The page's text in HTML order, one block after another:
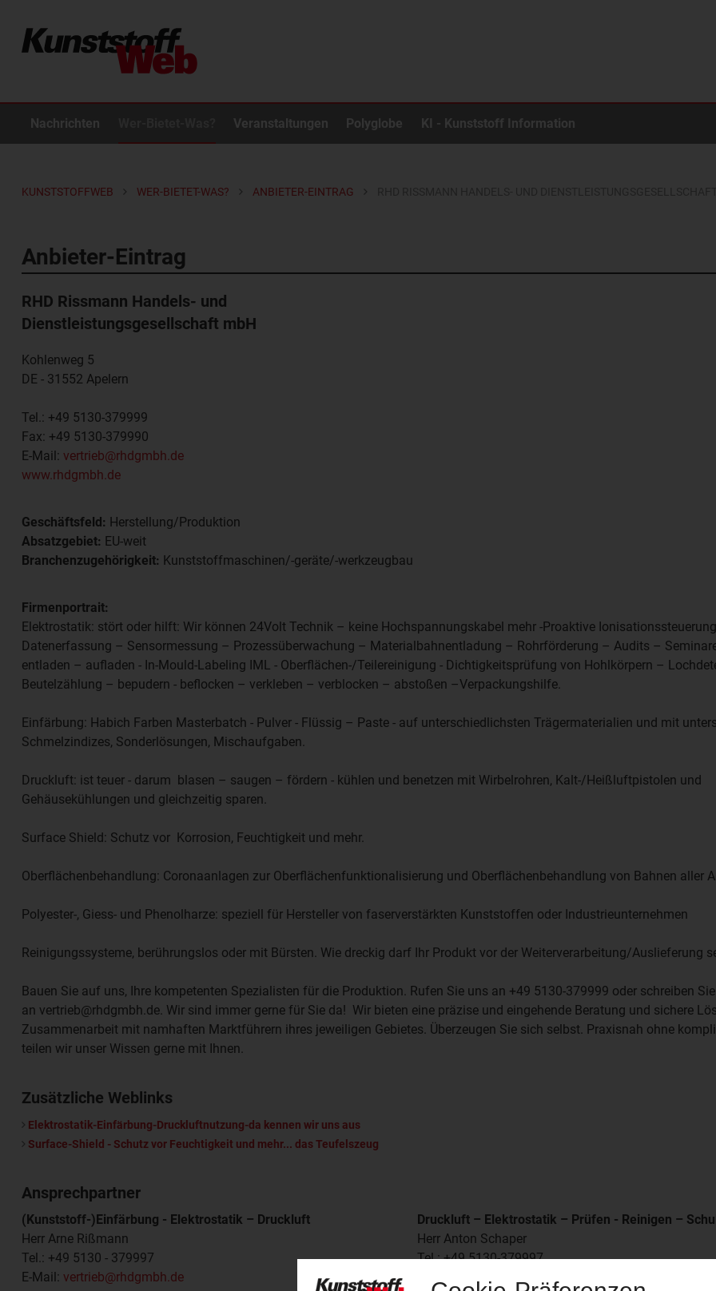
Nachrichten Veranstaltungen Polyglobe KI - Kunststoff Information
KUNSTSTOFFWEB WER-BIETET-WAS? ANBIETER-EINTRAG
Anbieter-Eintrag
RHD Rissmann Handels- und
Dienstleistungsgesellschaft mbH
Kohlenweg 5
DE - 31552 Apelern
Tel.: +49 5130-379999
Fax: +49 5130-379990
E-Mail: vertrieb@rhdgmbh.de
www.rhdgmbh.de
Geschäftsfeld: Herstellung/Produktion
Absatzgebiet: EU-weit
Branchenzugehörigkeit: Kunststoffmaschinen/-geräte/-werkzeugbau
Firmenportrait:
Elektrostatik: stört oder hilft: Wir können 24Volt Technik – keine Hochspannungskabel mehr -Proaktive
Datenerfassung – Sensormessung – Prozessüberwachung – Materialbahnentladung – Rohrförderung – Audits –
entladen – aufladen - In-Mould-Labeling IML - Oberflächen-/Teilereinigung - Dichtigkeitsprüfung von Hohlkörpern –
Beutelzählung – bepudern - beflocken – verkleben – verblocken – abstoßen –Verpackungshilfe.
Einfärbung: Habich Farben Masterbatch - Pulver - Flüssig – Paste - auf unterschiedlichsten Trägermaterialien und mit
Schmelzindizes, Sonderlösungen, Mischaufgaben.
Druckluft: ist teuer - darum blasen – saugen – fördern - kühlen und benetzen mit Wirbelrohren, Kalt-/Heißluftpistolen und
Gehäusekühlungen und gleichzeitig sparen.
Surface Shield: Schutz vor Korrosion, Feuchtigkeit und mehr.
Oberflächenbehandlung: Coronaanlagen zur Oberflächen­funktionali­sierung und Oberflächenbehandlung von Bahnen aller
Polyester-, Giess- und Phenolharze: speziell für Hersteller von faserverstärkten Kunststoffen oder Industrieunternehmen
Reinigungssysteme, berührungslos oder mit Bürsten. Wie dreckig darf Ihr Produkt vor der Weiterverarbeitung/Auslieferung
Bauen Sie auf uns, Ihre kompetenten Spezialisten für die Produktion. Rufen Sie uns an +49 5130-379999 oder schreiben
an vertrieb@rhdgmbh.de. Wir sind immer gerne für Sie da! Wir bieten eine präzise und eingehende Beratung und sichere
Zusammenarbeit mit namhaften Marktführern ihres jeweiligen Gebietes. Überzeugen Sie sich selbst. Praxisnah ohne
teilen wir unser Wissen gerne mit Ihnen.
Zusätzliche Weblinks
Elektrostatik-Einfärbung-Druckluftnutzung-da kennen wir uns aus
Surface-Shield - Schutz vor Feuchtigkeit und mehr... das Teufelszeug
Ansprechpartner
(Kunststoff-)Einfärbung - Elektrostatik – Druckluft
Herr Arne Rißmann
Tel.: +49 5130 - 379997
E-Mail: vertrieb@rhdgmbh.de
Druckluft – Elektrostatik – Prüfen - Reinigen –
Herr Anton Schaper
Tel.: +49 5130-379997